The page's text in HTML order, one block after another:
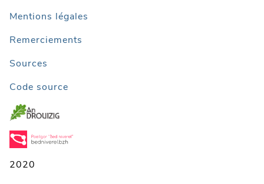
Mentions légales
Remerciements
Sources
Code source
2020